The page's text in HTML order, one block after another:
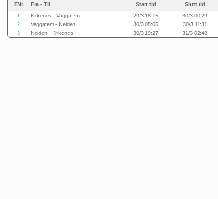
ENr Fra - Til Start tid
Slutt tid
1
Kirkenes - Vaggatem 29/3 18:15
30/3 00:29
2
Vaggatem - Neiden 30/3 05:05
30/3 11:31
3
Neiden - Kirkenes 30/3 19:27 31/3 02:48